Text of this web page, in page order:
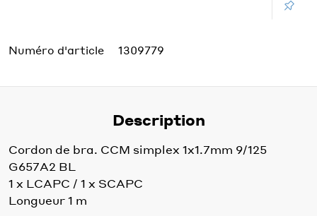
Numéro d'article 1309779
Description
Cordon de bra. CCM simplex 1x1.7mm 9/125
G657A2 BL
1 x LCAPC / 1 x SCAPC
Longueur 1 m